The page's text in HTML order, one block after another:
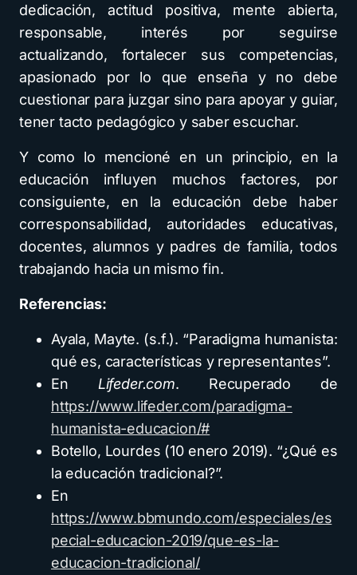
dedicación, actitud positiva, mente abierta,
responsable, interés por seguirse
actualizando, fortalecer sus competencias,
apasionado por lo que enseña y no debe
cuestionar para juzgar sino para apoyar y guiar,
tener tacto pedagógico y saber escuchar.
Y como lo mencioné en un principio, en la
educación influyen muchos factores, por
consiguiente, en la educación debe haber
corresponsabilidad, autoridades educativas,
docentes, alumnos y padres de familia, todos
trabajando hacia un mismo fin.
Referencias:
Ayala, Mayte. (s.f.). “Paradigma humanista:
qué es, características y representantes”.
En Lifeder.com. Recuperado de
https://www.lifeder.com/paradigma-
humanista-educacion/#
Botello, Lourdes (10 enero 2019). “¿Qué es
la educación tradicional?”.
En
https://www.bbmundo.com/especiales/es
pecial-educacion-2019/que-es-la-
educacion-tradicional/